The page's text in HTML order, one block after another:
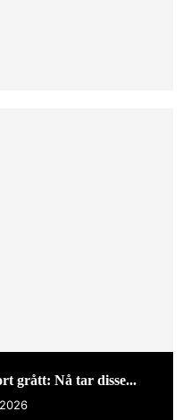
grått: Nå tar disse...